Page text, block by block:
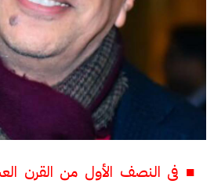
■ فى النصف الأول من القرن